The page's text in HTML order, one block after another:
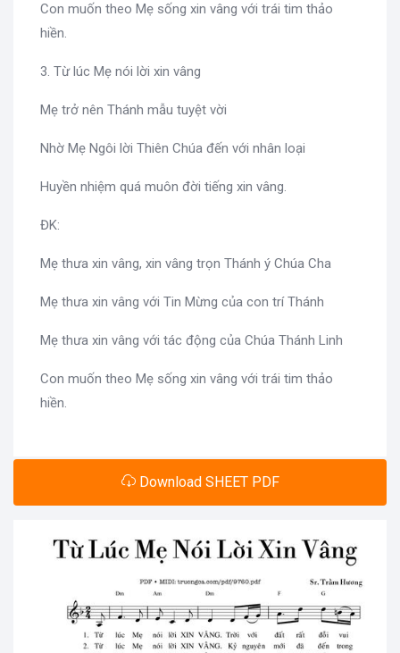
Con muốn theo Mẹ sống xin vâng với trái tim thảo
hiền.
3. Từ lúc Mẹ nói lời xin vâng
Mẹ trở nên Thánh mẫu tuyệt vời
Nhờ Mẹ Ngôi lời Thiên Chúa đến với nhân loại
Huyền nhiệm quá muôn đời tiếng xin vâng.
ĐK:
Mẹ thưa xin vâng, xin vâng trọn Thánh ý Chúa Cha
Mẹ thưa xin vâng với Tin Mừng của con trí Thánh
Mẹ thưa xin vâng với tác động của Chúa Thánh Linh
Con muốn theo Mẹ sống xin vâng với trái tim thảo
hiền.
Download SHEET PDF